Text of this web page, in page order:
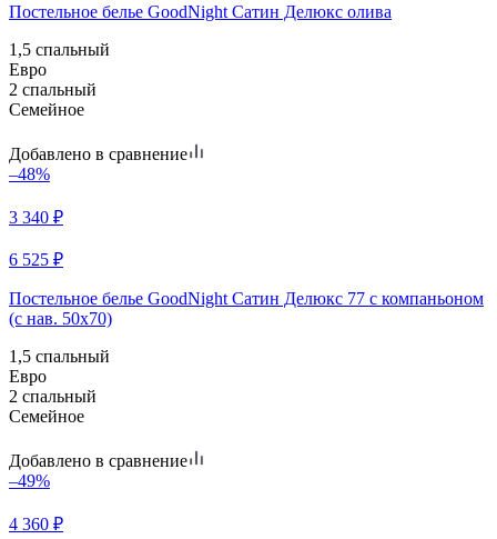
Постельное белье GoodNight Сатин Делюкс олива
1,5 спальный
Евро
2 спальный
Семейное
Добавлено в сравнение
–48%
3 340 ₽
6 525 ₽
Постельное белье GoodNight Сатин Делюкс 77 с компаньоном
(с нав. 50х70)
1,5 спальный
Евро
2 спальный
Семейное
Добавлено в сравнение
–49%
4 360 ₽